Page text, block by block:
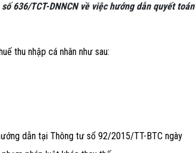
636/TCT-DNNCN về việc hướng dẫn quyết toán
thu nhập cá nhân như sau:
dẫn tại Thông tư sổ 92/2015/TT-BTC ngày